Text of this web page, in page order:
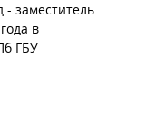
- заместитель
в
ГБУ